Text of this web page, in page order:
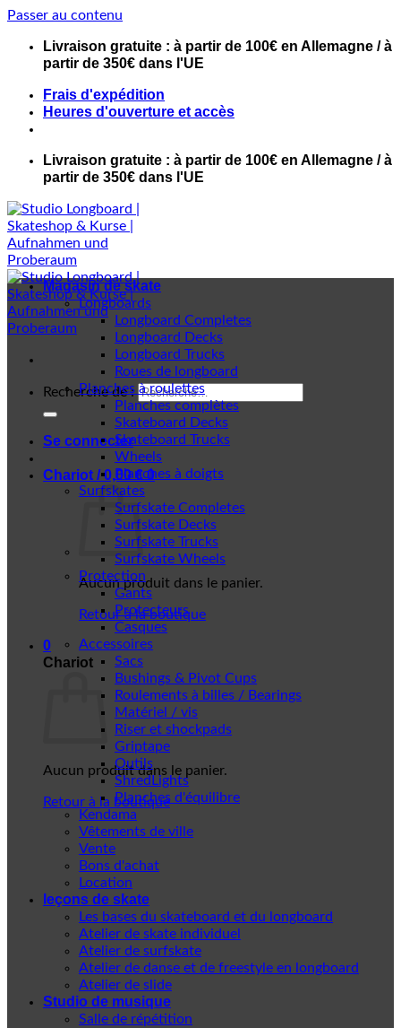
Passer au contenu
Livraison gratuite : à partir de 100€ en Allemagne / à
partir de 350€ dans l'UE
Frais d'expédition
Heures d'ouverture et accès
Livraison gratuite : à partir de 100€ en Allemagne / à
partir de 350€ dans l'UE
Recherche de :
Se connecter
Chariot /0,00€ 0
Aucun produit dans le panier.
Retour à la boutique
0
Chariot
Aucun produit dans le panier.
Retour à la boutique
Magasin de skate
Longboards
Longboard Completes
Longboard Decks
Longboard Trucks
Roues de longboard
Planches à roulettes
Planches complètes
Skateboard Decks
Skateboard Trucks
Wheels
Planches à doigts
Surfskates
Surfskate Completes
Surfskate Decks
Surfskate Trucks
Surfskate Wheels
Protection
Gants
Protecteurs
Casques
Accessoires
Sacs
Bushings & Pivot Cups
Roulements à billes / Bearings
Matériel / vis
Riser et shockpads
Griptape
Outils
ShredLights
Planches d'équilibre
Kendama
Vêtements de ville
Vente
Bons d'achat
Location
leçons de skate
Les bases du skateboard et du longboard
Atelier de skate individuel
Atelier de surfskate
Atelier de danse et de freestyle en longboard
Atelier de slide
Studio de musique
Salle de répétition